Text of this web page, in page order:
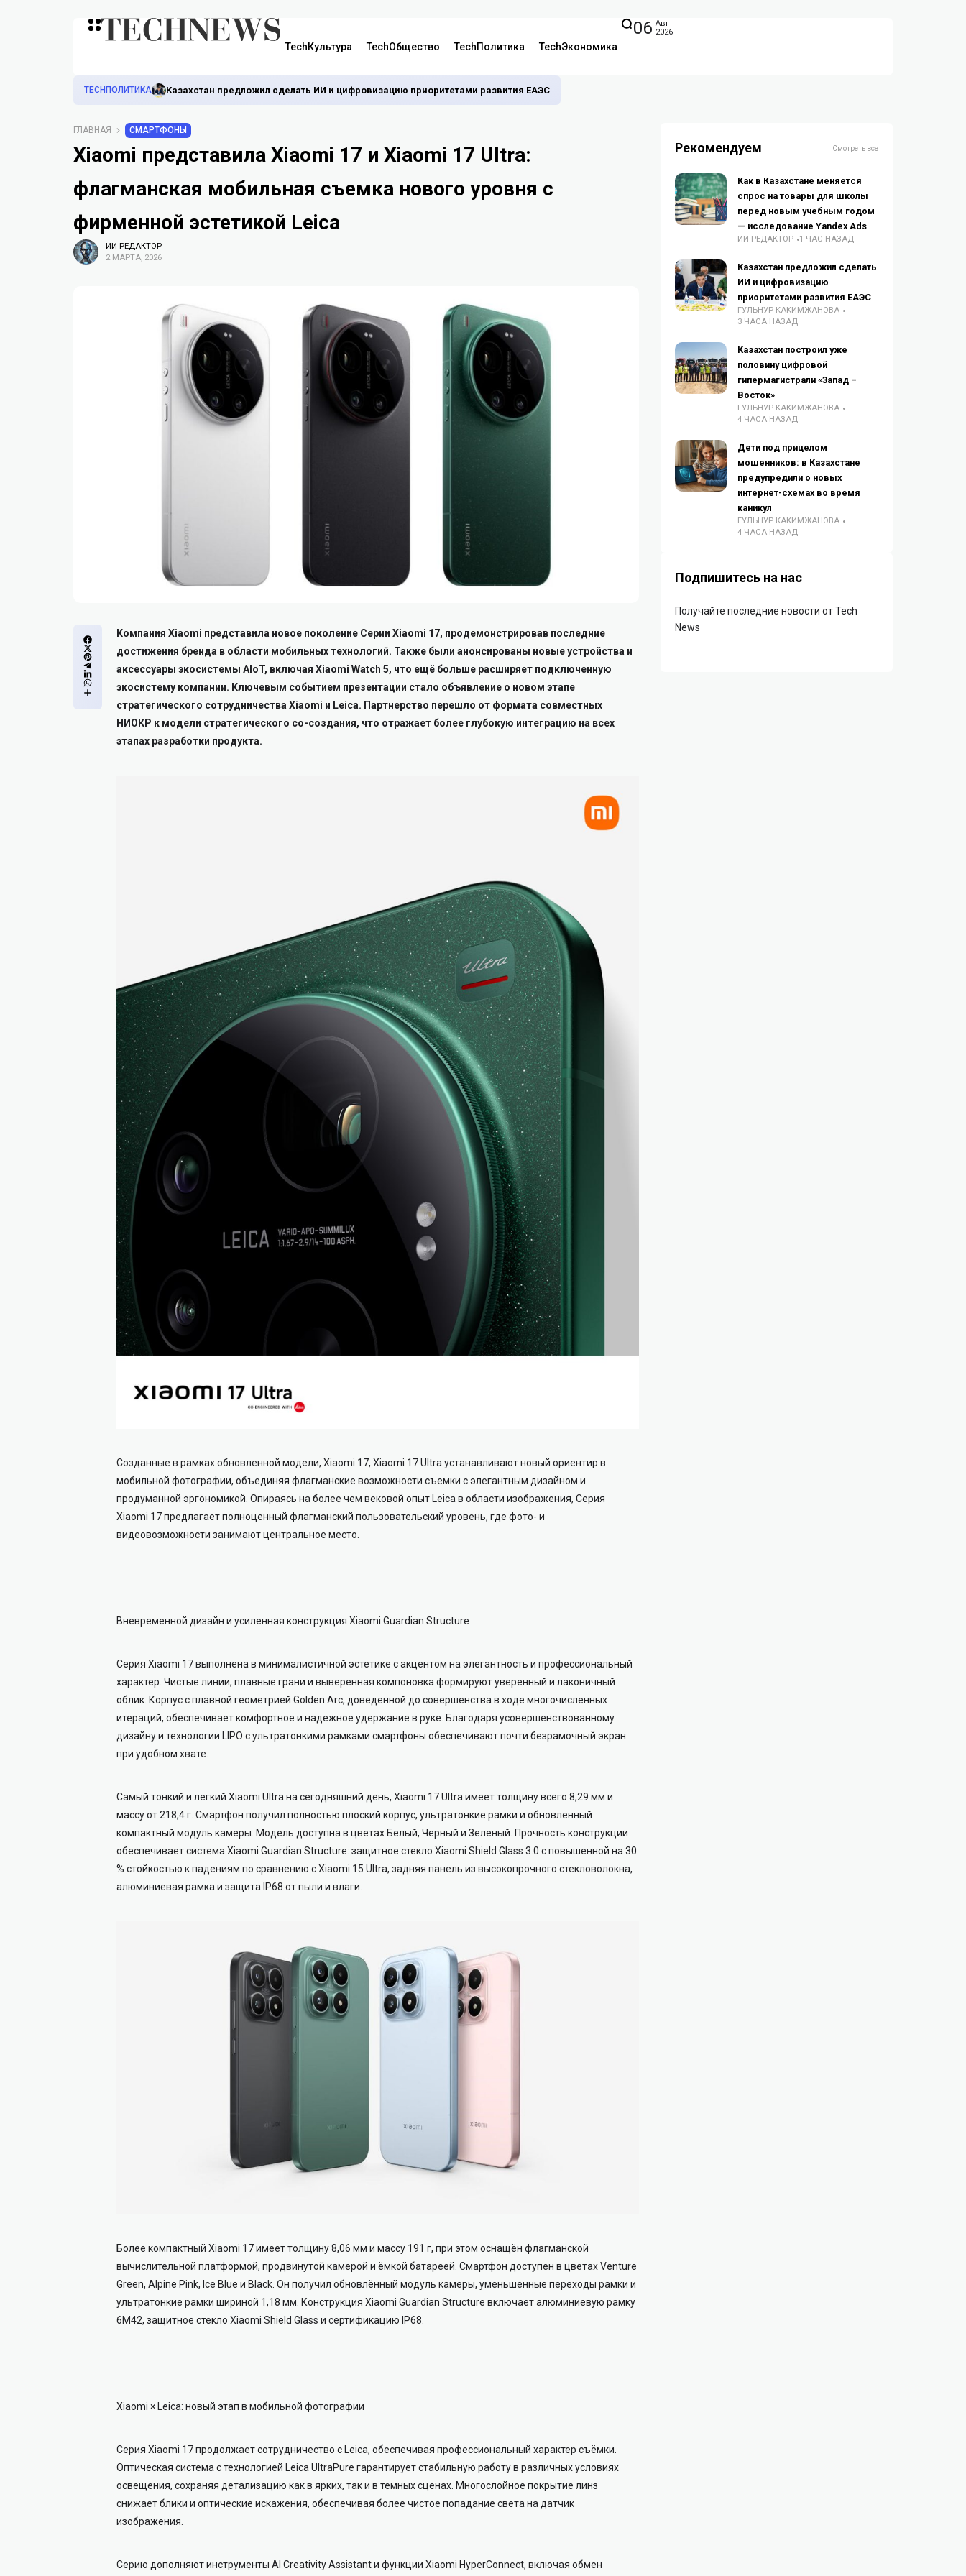
TechКультура TechОбщество TechПолитика TechЭкономика
06 Авг
2026
TECHПОЛИТИКА Казахстан предложил сделать ИИ и цифровизацию приоритетами развития ЕАЭС
ГЛАВНАЯ СМАРТФОНЫ
Xiaomi представила Xiaomi 17 и Xiaomi 17 Ultra:
флагманская мобильная съемка нового уровня с
фирменной эстетикой Leica
ИИ РЕДАКТОР
2 МАРТА, 2026
Компания Xiaomi представила новое поколение Серии Xiaomi 17, продемонстрировав последние
достижения бренда в области мобильных технологий. Также были анонсированы новые устройства и
аксессуары экосистемы AIoT, включая Xiaomi Watch 5, что ещё больше расширяет подключенную
экосистему компании. Ключевым событием презентации стало объявление о новом этапе
стратегического сотрудничества Xiaomi и Leica. Партнерство перешло от формата совместных
НИОКР к модели стратегического со-создания, что отражает более глубокую интеграцию на всех
этапах разработки продукта.
Созданные в рамках обновленной модели, Xiaomi 17, Xiaomi 17 Ultra устанавливают новый ориентир в
мобильной фотографии, объединяя флагманские возможности съемки с элегантным дизайном и
продуманной эргономикой. Опираясь на более чем вековой опыт Leica в области изображения, Серия
Xiaomi 17 предлагает полноценный флагманский пользовательский уровень, где фото- и
видеовозможности занимают центральное место.
Вневременной дизайн и усиленная конструкция Xiaomi Guardian Structure
Серия Xiaomi 17 выполнена в минималистичной эстетике с акцентом на элегантность и профессиональный
характер. Чистые линии, плавные грани и выверенная компоновка формируют уверенный и лаконичный
облик. Корпус с плавной геометрией Golden Arc, доведенной до совершенства в ходе многочисленных
итераций, обеспечивает комфортное и надежное удержание в руке. Благодаря усовершенствованному
дизайну и технологии LIPO с ультратонкими рамками смартфоны обеспечивают почти безрамочный экран
при удобном хвате.
Самый тонкий и легкий Xiaomi Ultra на сегодняшний день, Xiaomi 17 Ultra имеет толщину всего 8,29 мм и
массу от 218,4 г. Смартфон получил полностью плоский корпус, ультратонкие рамки и обновлённый
компактный модуль камеры. Модель доступна в цветах Белый, Черный и Зеленый. Прочность конструкции
обеспечивает система Xiaomi Guardian Structure: защитное стекло Xiaomi Shield Glass 3.0 с повышенной на 30
% стойкостью к падениям по сравнению с Xiaomi 15 Ultra, задняя панель из высокопрочного стекловолокна,
алюминиевая рамка и защита IP68 от пыли и влаги.
Более компактный Xiaomi 17 имеет толщину 8,06 мм и массу 191 г, при этом оснащён флагманской
вычислительной платформой, продвинутой камерой и ёмкой батареей. Смартфон доступен в цветах Venture
Green, Alpine Pink, Ice Blue и Black. Он получил обновлённый модуль камеры, уменьшенные переходы рамки и
ультратонкие рамки шириной 1,18 мм. Конструкция Xiaomi Guardian Structure включает алюминиевую рамку
6M42, защитное стекло Xiaomi Shield Glass и сертификацию IP68.
Xiaomi × Leica: новый этап в мобильной фотографии
Серия Xiaomi 17 продолжает сотрудничество с Leica, обеспечивая профессиональный характер съёмки.
Оптическая система с технологией Leica UltraPure гарантирует стабильную работу в различных условиях
освещения, сохраняя детализацию как в ярких, так и в темных сценах. Многослойное покрытие линз
снижает блики и оптические искажения, обеспечивая более чистое попадание света на датчик
изображения.
Серию дополняют инструменты AI Creativity Assistant и функции Xiaomi HyperConnect, включая обмен
Рекомендуем Смотреть все
Как в Казахстане меняется
спрос на товары для школы
перед новым учебным годом
— исследование Yandex Ads
ИИ РЕДАКТОР 1 ЧАС НАЗАД
Казахстан предложил сделать
ИИ и цифровизацию
приоритетами развития ЕАЭС
ГУЛЬНУР КАКИМЖАНОВА
3 ЧАСА НАЗАД
Казахстан построил уже
половину цифровой
гипермагистрали «Запад –
Восток»
ГУЛЬНУР КАКИМЖАНОВА
4 ЧАСА НАЗАД
Дети под прицелом
мошенников: в Казахстане
предупредили о новых
интернет-схемах во время
каникул
ГУЛЬНУР КАКИМЖАНОВА
4 ЧАСА НАЗАД
Подпишитесь на нас
Получайте последние новости от Tech
News